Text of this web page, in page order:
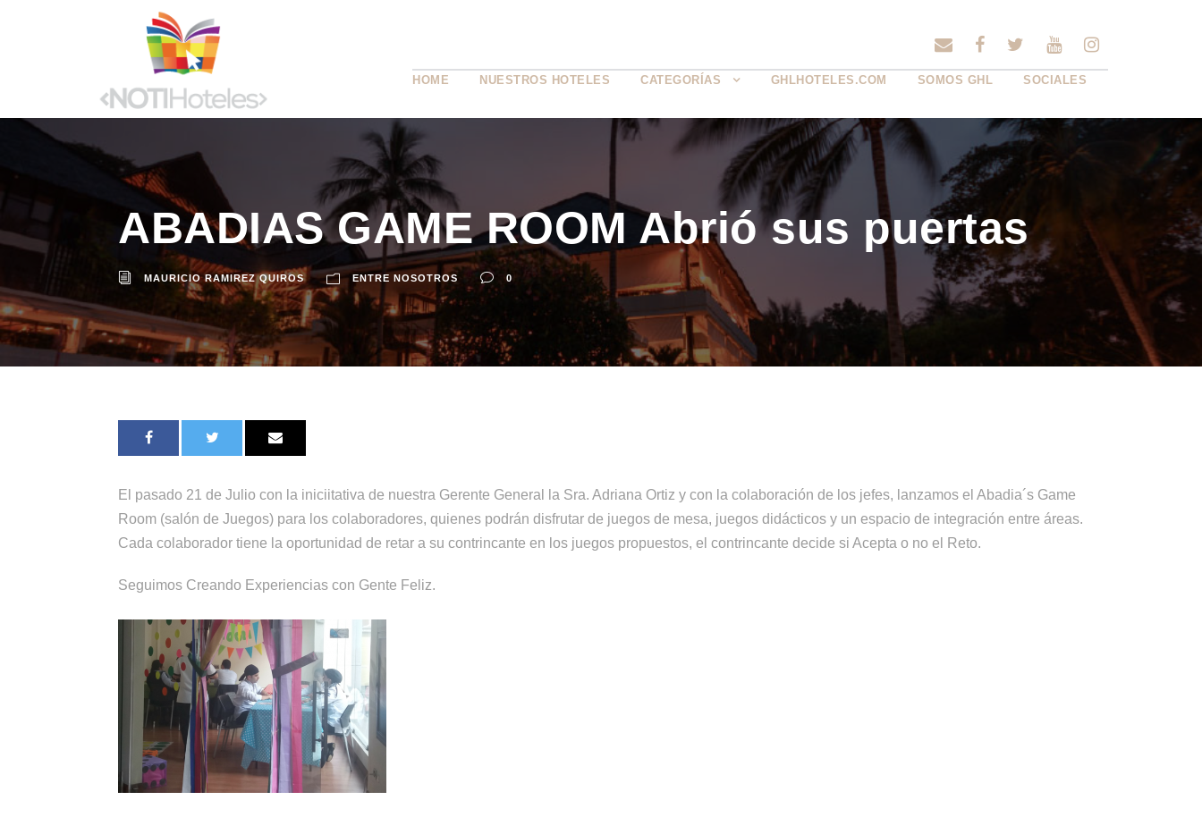
HOME NUESTROS HOTELES CATEGORÍAS GHLHOTELES.COM SOMOS GHL SOCIALES
ABADIAS GAME ROOM Abrió sus puertas
MAURICIO RAMIREZ QUIROS ENTRE NOSOTROS 0
El pasado 21 de Julio con la iniciitativa de nuestra Gerente General la Sra. Adriana Ortiz y con la colaboración de los jefes, lanzamos el Abadia´s Game
Room (salón de Juegos) para los colaboradores, quienes podrán disfrutar de juegos de mesa, juegos didácticos y un espacio de integración entre áreas.
Cada colaborador tiene la oportunidad de retar a su contrincante en los juegos propuestos, el contrincante decide si Acepta o no el Reto.
Seguimos Creando Experiencias con Gente Feliz.